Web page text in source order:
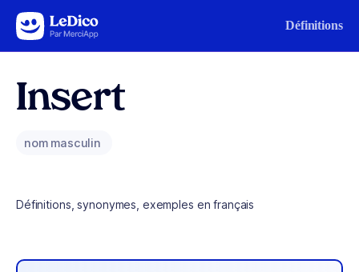
Aller au contenu Définitions
Insert
nom masculin
Définitions, synonymes, exemples en français